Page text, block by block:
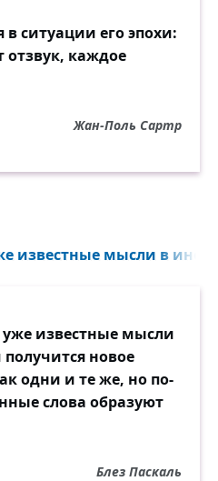
в ситуации его эпохи:
отзвук, каждое
Жан-Поль Сартр
известные мысли в
известные мысли
новое
одни и те же, но по-
слова образуют
Блез Паскаль